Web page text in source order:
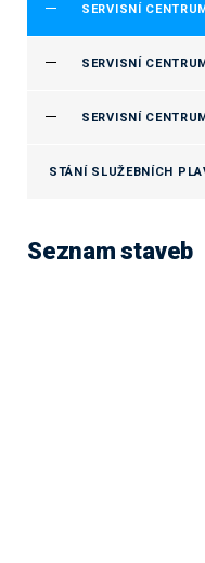
SERVISNÍ
SERVISNÍ
SERVISNÍ
STÁNÍ SLUŽEBNÍCH
Seznam staveb